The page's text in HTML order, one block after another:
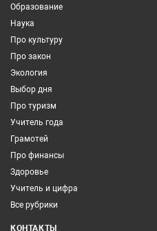
Образование
Наука
Про культуру
Про закон
Экология
Выбор дня
Про туризм
Учитель года
Грамотей
Про финансы
Здоровье
Учитель и цифра
Все рубрики
КОНТАКТЫ